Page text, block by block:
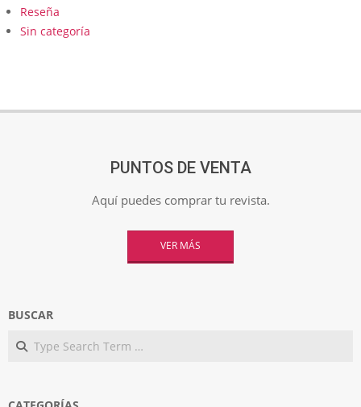
Reseña
Sin categoría
PUNTOS DE VENTA
Aquí puedes comprar tu revista.
VER MÁS
BUSCAR
Search